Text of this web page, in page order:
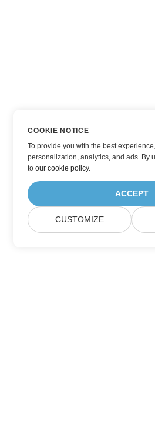
COOKIE NOTICE
To provide you with the best
personalization, analytics, and ads. By
toour cookie policy.
ACCEPT
CUSTOMIZE